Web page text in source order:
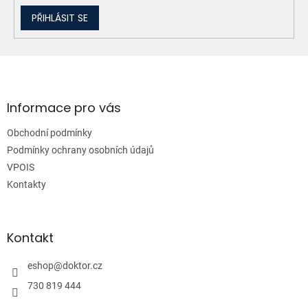
PŘIHLÁSIT SE
aInformace pro vás
Obchodní podmínky
Podmínky ochrany osobních údajů
VPOIS
Kontakty
Kontakt
eshop@doktor.cz
730 819 444